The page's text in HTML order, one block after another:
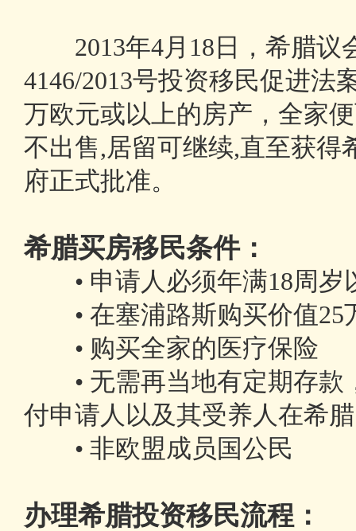
2013年4月18日，希腊议
4146/2013号投资移民促进法
万欧元或以上的房产，全家
不出售,居留可继续,直至获得
府正式批准。
希腊买房移民条件：
• 申请人必须年满18周岁
• 在塞浦路斯购买价值25
• 购买全家的医疗保险
• 无需再当地有定期存款
付申请人以及其受养人在希
• 非欧盟成员国公民
办理希腊投资移民流程：